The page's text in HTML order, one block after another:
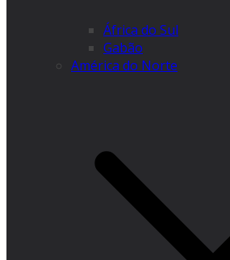
África do Sul
Gabão
América do Norte